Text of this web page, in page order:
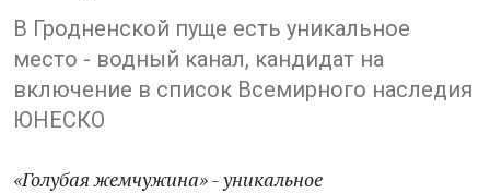
В Гродненской пуще есть уникальное
место - водный канал, кандидат на
включение в список Всемирного наследия
ЮНЕСКО
«Голубая жемчужина» - уникальное